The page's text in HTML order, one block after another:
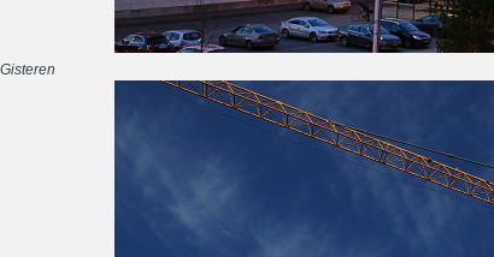
Gisteren